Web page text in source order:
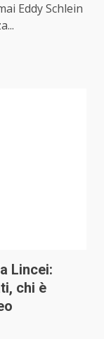
Eddy Schlein
Lincei:
chi è